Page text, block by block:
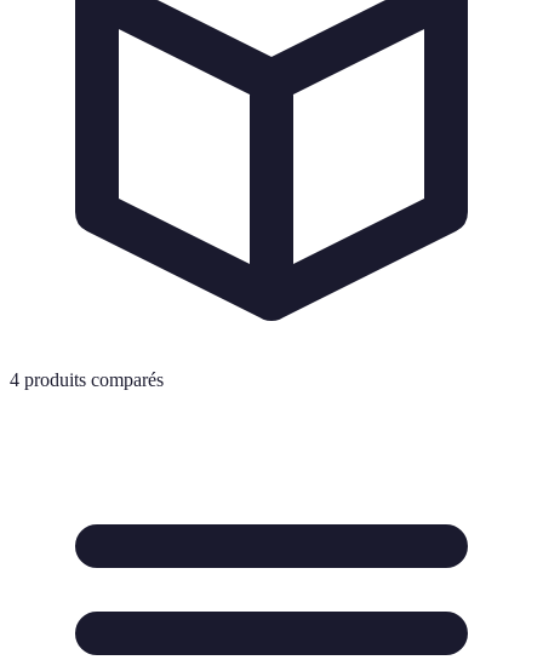
4 produits comparés